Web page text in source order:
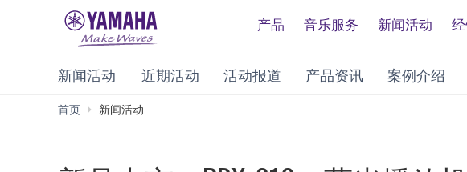
产品 音乐服务 新闻活动
新闻活动 近期活动 活动报道 产品资讯 案例介绍
首页 新闻活动